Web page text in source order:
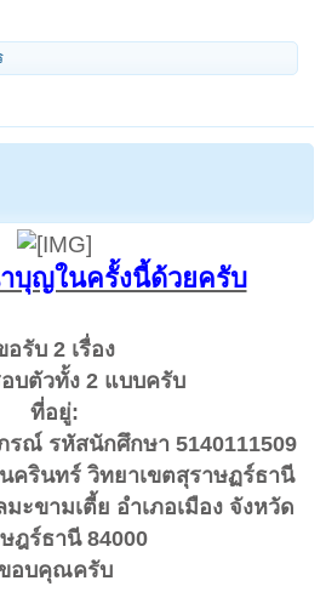
บุญในครั้งนี้ด้วยครับ
อรับ 2 เรื่อง
บตัวทั้ง 2 แบบครับ
ที่อยู่:
ณ์ รหัสนักศึกษา 5140111509
ครินทร์ วิทยาเขตสุราษฏร์ธานี
ะขามเตี้ย อำเภอเมือง จังหวัด
ฎร์ธานี 84000
อบคุณครับ